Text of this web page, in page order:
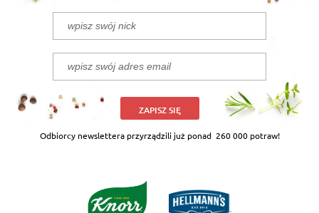
ZAPISZ SIĘ
Odbiorcy newslettera przyrządzili już ponad 260 000 potraw!